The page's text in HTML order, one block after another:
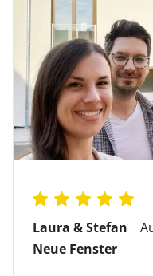
Laura & Stefan
Neue Fenster